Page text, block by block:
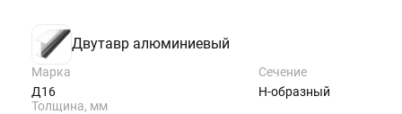
Двутавр алюминиевый
Марка
Д16
Сечение
Н-образный
Толщина, мм